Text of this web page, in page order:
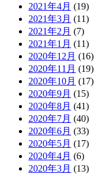
2021年4月 (19)
2021年3月 (11)
2021年2月 (7)
2021年1月 (11)
2020年12月 (16)
2020年11月 (19)
2020年10月 (17)
2020年9月 (15)
2020年8月 (41)
2020年7月 (40)
2020年6月 (33)
2020年5月 (17)
2020年4月 (6)
2020年3月 (13)